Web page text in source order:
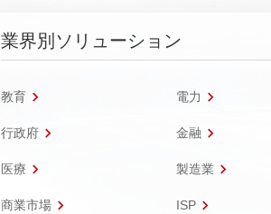
業界別ソリューション
教育 電力
行政府 金融
医療 製造業
商業市場 ISP